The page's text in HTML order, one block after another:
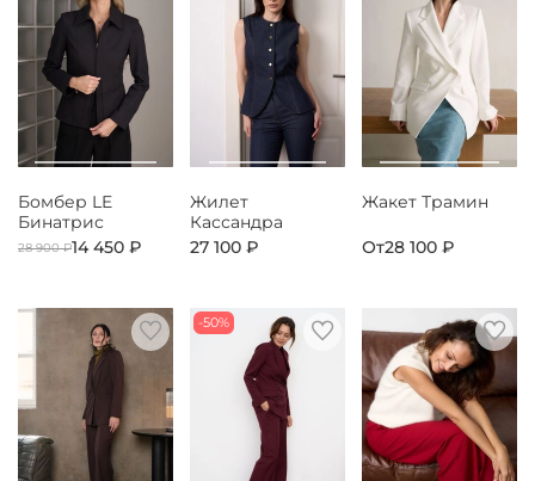
Бомбер LE
Бинатрис
28 900 ₽14 450 ₽
Жилет
Кассандра
27 100 ₽
Жакет Трамин
От28 100 ₽
-50%